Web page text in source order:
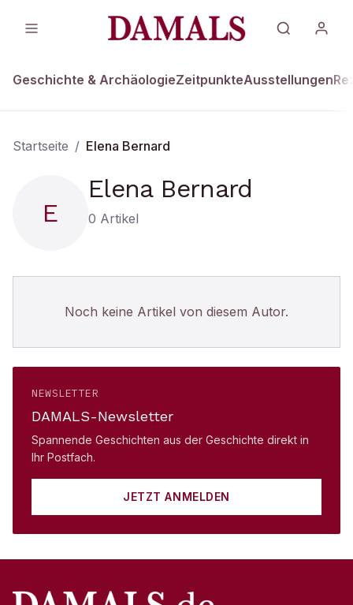
Geschichte & ArchäologieZeitpunkteAusstellungen
Startseite / Elena Bernard
E
Elena Bernard
0 Artikel
Noch keine Artikel von diesem Autor.
NEWSLETTER
DAMALS-Newsletter
Spannende Geschichten aus der Geschichte direkt in
Ihr Postfach.
JETZT ANMELDEN